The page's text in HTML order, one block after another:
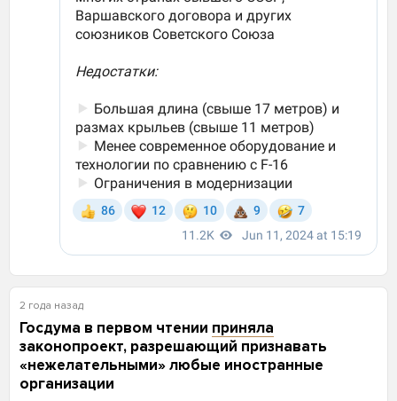
2 года назад
Госдума в первом чтении приняла
законопроект, разрешающий признавать
«нежелательными» любые иностранные
организации